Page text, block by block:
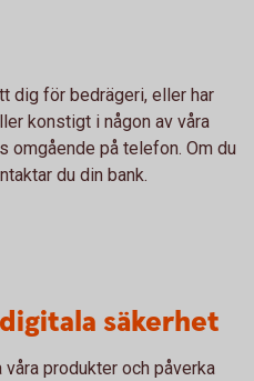
dig för bedrägeri, eller har
konstigt i någon av våra
omgående på telefon. Om du
du din bank.
säkerhet
produkter och påverka